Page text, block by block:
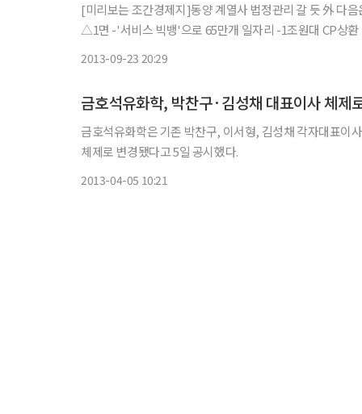
[미리보는 조간경제지]동양 계열사 법정관리 갈 듯 外 다음은 9월24일자 매일경제와 한국경제 신문의 주요 기사다. ■매일경제
△1면 -'서비스 빅뱅'으로 65만개 일자리 -1조원대 CP상
2013-09-23 20:29
금호석유화학, 박찬구·김성채 대표이사 체제
금호석유화학은 기존 박찬구, 이서형, 김성채 각자대표이
체제로 변경됐다고 5일 공시했다.
2013-04-05 10:21